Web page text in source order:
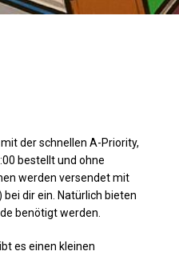
der schnellen A-Priority,
bestellt und ohne
werden versendet mit
dir ein. Natürlich bieten
benötigt werden.
es einen kleinen